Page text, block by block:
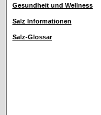
Gesundheit und Wellness
Salz Informationen
Salz-Glossar